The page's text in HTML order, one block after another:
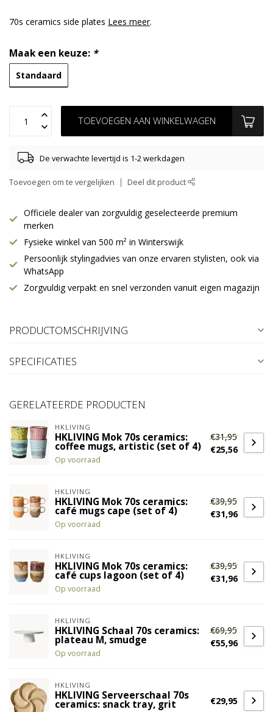
70s ceramics side plates Lees meer.
Maak een keuze: *
Standaard
TOEVOEGEN AAN WINKELWAGEN
De verwachte levertijd is 1-2 werkdagen
Toevoegen om te vergelijken Deel dit product
Officiële dealer van zorgvuldig geselecteerde premium
merken
Fysieke winkel van 500 m² in Winterswijk
Persoonlijk stylingadvies van onze ervaren stylisten, ook via
WhatsApp
Zorgvuldig verpakt en snel verzonden vanuit eigen magazijn
PRODUCTOMSCHRIJVING
SPECIFICATIES
GERELATEERDE PRODUCTEN
HKLIVING
HKLIVING Mok 70s ceramics:
coffee mugs, artistic (set of 4)
Op voorraad
€31,95
€25,56
HKLIVING
HKLIVING Mok 70s ceramics:
café mugs cape (set of 4)
Op voorraad
€39,95
€31,96
HKLIVING
HKLIVING Mok 70s ceramics:
café cups lagoon (set of 4)
Op voorraad
€39,95
€31,96
HKLIVING
HKLIVING Schaal 70s ceramics:
plateau M, smudge
Op voorraad
€69,95
€55,96
HKLIVING
HKLIVING Serveerschaal 70s
ceramics: snack tray, grit €29,95